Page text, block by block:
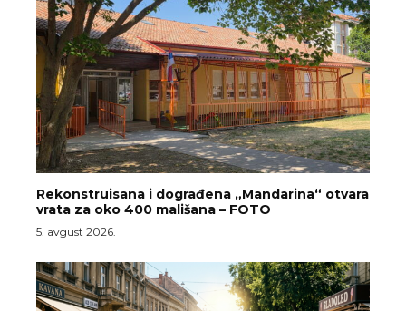
Rekonstruisana i dograđena „Mandarina“ otvara
vrata za oko 400 mališana – FOTO
5. avgust 2026.